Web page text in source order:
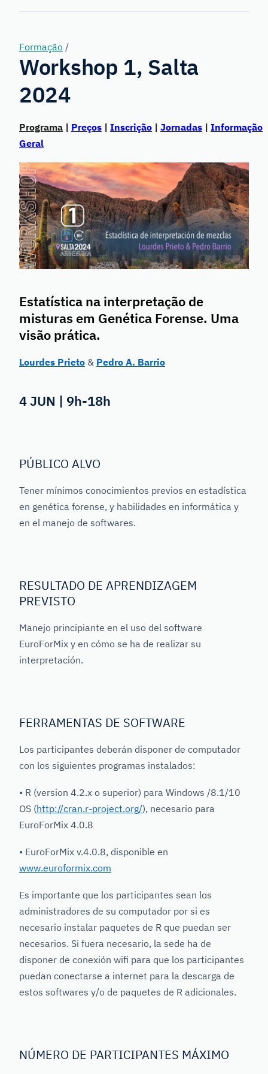
Genetics
Formação /
Workshop 1, Salta
2024
Programa | Preços | Inscrição | Jornadas | Informação
Geral
Estatística na interpretação de
misturas em Genética Forense. Uma
visão prática.
Lourdes Prieto & Pedro A. Barrio
4 JUN | 9h-18h
PÚBLICO ALVO
Tener mínimos conocimientos previos en estadística
en genética forense, y habilidades en informática y
en el manejo de softwares.
RESULTADO DE APRENDIZAGEM
PREVISTO
Manejo principiante en el uso del software
EuroForMix y en cómo se ha de realizar su
interpretación.
FERRAMENTAS DE SOFTWARE
Los participantes deberán disponer de computador
con los siguientes programas instalados:
• R (version 4.2.x o superior) para Windows /8.1/10
OS (http://cran.r-project.org/), necesario para
EuroForMix 4.0.8
• EuroForMix v.4.0.8, disponible en
www.euroformix.com
Es importante que los participantes sean los
administradores de su computador por si es
necesario instalar paquetes de R que puedan ser
necesarios. Si fuera necesario, la sede ha de
disponer de conexión wifi para que los participantes
puedan conectarse a internet para la descarga de
estos softwares y/o de paquetes de R adicionales.
NÚMERO DE PARTICIPANTES MÁXIMO